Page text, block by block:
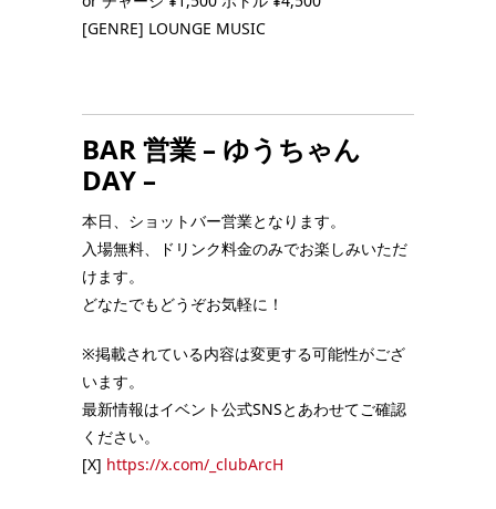
[GENRE] LOUNGE MUSIC
BAR 営業 – ゆうちゃん
DAY –
本日、ショットバー営業となります。
入場無料、ドリンク料金のみでお楽しみいただ
けます。
どなたでもどうぞお気軽に！
※掲載されている内容は変更する可能性がござ
います。
最新情報はイベント公式SNSとあわせてご確認
ください。
[X] https://x.com/_clubArcH